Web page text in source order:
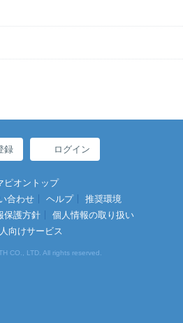
録 ログイン
ピオントップ
合わせ ヘルプ
推奨環境
保護方針
個人情報の取り扱い
向けサービス
CO., LTD. All rights reserved.